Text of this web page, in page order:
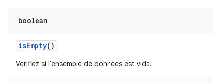
boolean
isEmpty()
Vérifiez si l'ensemble de données est vide.